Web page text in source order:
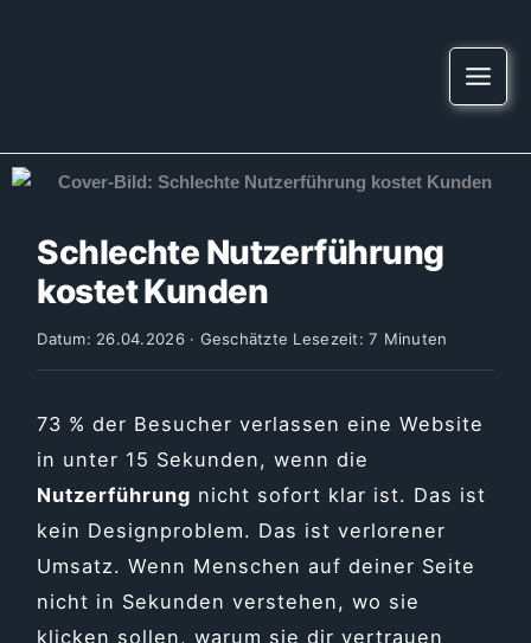
Schlechte Nutzerführung
kostet Kunden
Datum: 26.04.2026 · Geschätzte Lesezeit: 7 Minuten
73 % der Besucher verlassen eine Website
in unter 15 Sekunden, wenn die
Nutzerführung nicht sofort klar ist. Das ist
kein Designproblem. Das ist verlorener
Umsatz. Wenn Menschen auf deiner Seite
nicht in Sekunden verstehen, wo sie
klicken sollen, warum sie dir vertrauen